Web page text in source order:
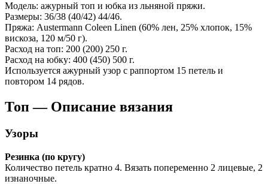
Модель: ажурный топ и юбка из льняной пряжи.
Размеры: 36/38 (40/42) 44/46.
Пряжа: Austermann Coleen Linen (60% лен, 25% хлопок, 15%
вискоза, 120 м/50 г).
Расход на топ: 200 (200) 250 г.
Расход на юбку: 400 (450) 500 г.
Используется ажурный узор с раппортом 15 петель и
повтором 14 рядов.
Топ — Описание вязания
Узоры
Резинка (по кругу)
Количество петель кратно 4. Вязать попеременно 2 лицевые, 2
изнаночные.